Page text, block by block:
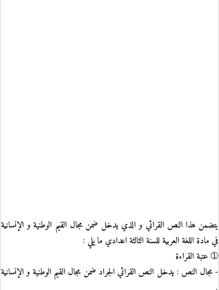
يتضمن هذا النص القرائي و الذي يدخل ضمن مجال القيم الوطنية و الإنسانية
في مادة اللغة العربية للسنة الثالثة اعدادي ما يلي :
➀ عتبة القراءة
- مجال النص : يدخل النص القرائي الجراد ضمن مجال القيم الوطنية و الإنسانية
.